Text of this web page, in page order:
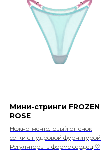
Мини-стринги FROZEN
ROSE
Нежно-ментоловый оттенок
сетки с пудровой фурнитурой.
Регуляторы в форме сердец ♡